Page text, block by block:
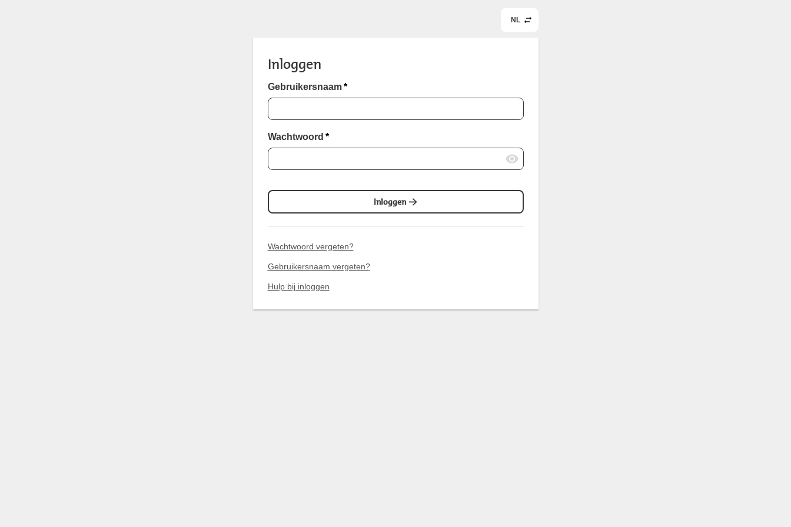
NL
Inloggen
Gebruikersnaam *
Wachtwoord *
Inloggen
Wachtwoord vergeten?
Gebruikersnaam vergeten?
Hulp bij inloggen